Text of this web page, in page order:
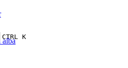
CTRL K
alba